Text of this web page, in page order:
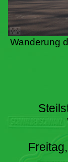
Wanderung